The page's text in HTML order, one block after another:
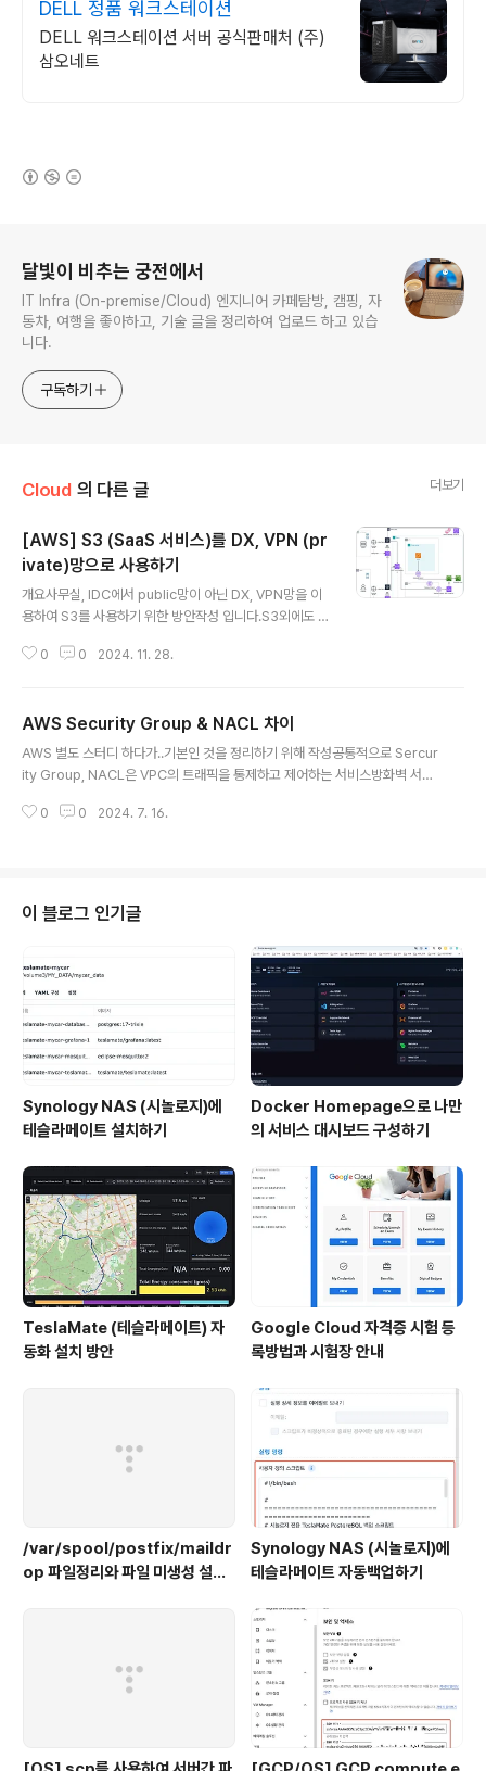
DELL 정품 워크스테이션
DELL 워크스테이션 서버 공식판매처 (주)
삼오네트
달빛이 비추는 궁전에서
IT Infra (On-premise/Cloud) 엔지니어 카페탐방, 캠핑, 자
동차, 여행을 좋아하고, 기술 글을 정리하여 업로드 하고 있습
니다.
구독하기
Cloud 의 다른 글 더보기
[AWS] S3 (SaaS 서비스)를 DX, VPN (pr
ivate)망으로 사용하기
개요사무실, IDC에서 public망이 아닌 DX, VPN망을 이
용하여 S3를 사용하기 위한 방안작성 입니다.S3외에도 D
으로 iaas 서비스는 VPN을 구성하면 그것으로 통신을 하
연결할 수 있기 때문입니다.안전한 데이터 흐름을 위한 방
안 중 하나라고 볼 수 있습니다.전체 구성도구성 특징On-
Premise에서 S3에 Upload가 가능하도록 설정하며네
구성하여 설계S3는 보안성을 강화하기 위해 Access Lo
0 0 2024. 11. 28.
AWS Security Group & NACL 차이
AWS 별도 스터디 하다가..기본인 것을 정리하기 위해 작성공통적으로 Sercur
ity Group, NACL은 VPC의 트래픽을 통제하고 제어하는 서비스방화벽 서비
eful 방식개별 인스턴스만 설정 할 수도 있고, 그룹으로 선택하여 할 수도 있음
자가 있으며, 숫자 값이 적을 수록 우선적으로 적용됨(보통 아는 방화벽이 NA
CL이긴 하나, 상태저장이 안되는 Stateless라는..
0 0 2024. 7. 16.
이 블로그 인기글
Synology NAS (시놀로지)에
테슬라메이트 설치하기
Docker Homepage으로 나만
의 서비스 대시보드 구성하기
TeslaMate (테슬라메이트) 자
동화 설치 방안
Google Cloud 자격증 시험 등
록방법과 시험장 안내
/var/spool/postfix/maildr
op 파일정리와 파일 미생성 설정
Synology NAS (시놀로지)에
테슬라메이트 자동백업하기